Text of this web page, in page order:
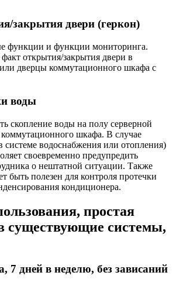
закрытия двери (геркон)
функции и функции мониторинга.
открытия/закрытия двери в
дверцы коммутационного шкафа с
воды
скопление воды на полу серверной
шкафа. В случае
системе водоснабжения или отопления)
своевременно предупредить
о нештатной ситуации. Также
быть полезен для контроля протечки
кондиционера.
простая
существующие системы,
7 дней в неделю, без зависаний